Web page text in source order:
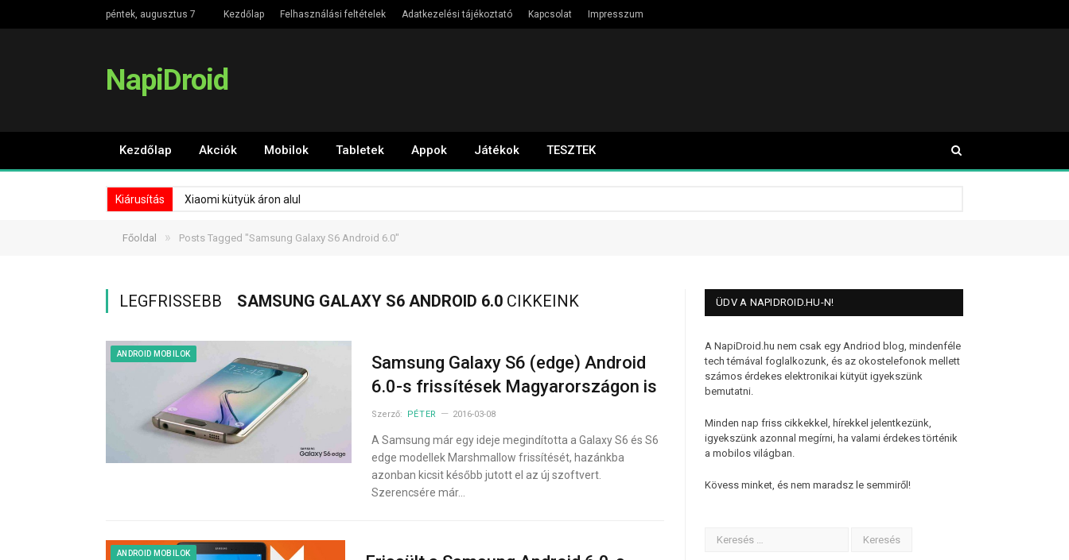
péntek, augusztus 7 Kezdőlap Felhasználási feltételek Adatkezelési tájékoztató Kapcsolat Impresszum
NapiDroid
Kezdőlap Akciók Mobilok Tabletek Appok Játékok TESZTEK
Kiárusítás Xiaomi kütyük áron alul
Főoldal » Posts Tagged "Samsung Galaxy S6 Android 6.0"
LEGFRISSEBB SAMSUNG GALAXY S6 ANDROID 6.0 CIKKEINK
ANDROID MOBILOK
Samsung Galaxy S6 (edge) Android
6.0-s frissítések Magyarországon is
Szerző: PÉTER 2016-03-08
A Samsung már egy ideje megindította a Galaxy S6 és S6
edge modellek Marshmallow frissítését, hazánkba
azonban kicsit később jutott el az új szoftvert.
Szerencsére már…
ANDROID MOBILOK
ÜDV A NAPIDROID.HU-N!
A NapiDroid.hu nem csak egy Andriod blog, mindenféle
tech témával foglalkozunk, és az okostelefonok mellett
számos érdekes elektronikai kütyüt igyekszünk
bemutatni.
Minden nap friss cikkekkel, hírekkel jelentkezünk,
igyekszünk azonnal megírni, ha valami érdekes történik
a mobilos világban.
Kövess minket, és nem maradsz le semmiről!